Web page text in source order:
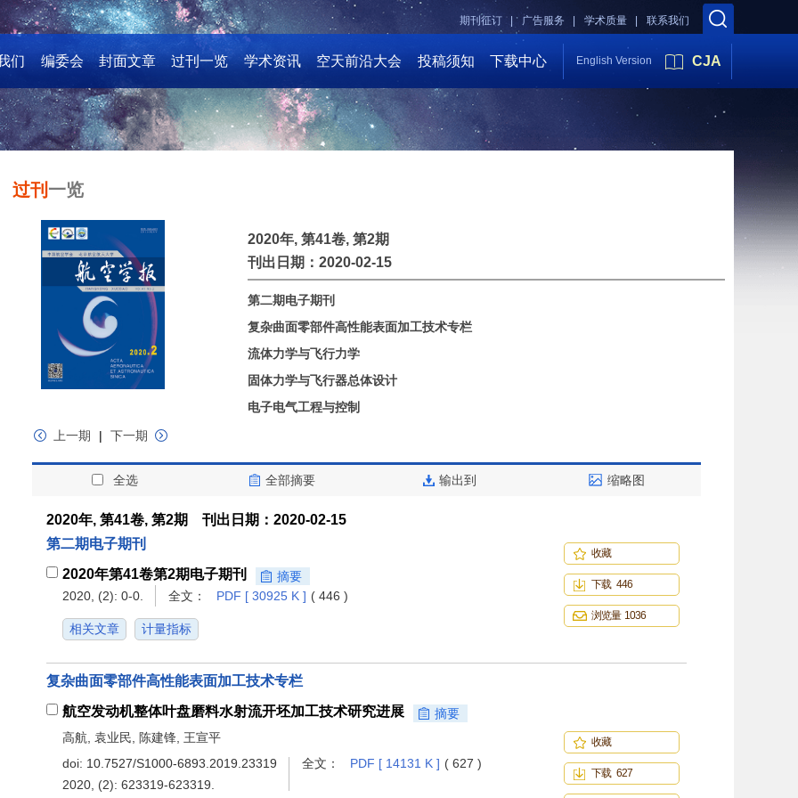
联系我们
学术质量 |
广告服务 |
期刊征订 |
们 编委会 封面文章 过刊一览 学术资讯 空天前沿大会 投稿须知 下载中心 English Version CJA
过刊 一览
2020年, 第41卷, 第2期
刊出日期：2020-02-15
第二期电子期刊
复杂曲面零部件高性能表面加工技术专栏
流体力学与飞行力学
固体力学与飞行器总体设计
电子电气工程与控制
上一期
| 下一期
全选 全部摘要 输出到 缩略图
2020年, 第41卷, 第2期 刊出日期：2020-02-15
第二期电子期刊
2020年第41卷第2期电子期刊
摘要
2020, (2): 0-0.
全文： PDF [ 30925 K ] ( 446 )
相关文章 计量指标
收藏
下载 446
浏览量 1036
复杂曲面零部件高性能表面加工技术专栏
航空发动机整体叶盘磨料水射流开坯加工技术研究进展
摘要
高航, 袁业民, 陈建锋, 王宣平
doi: 10.7527/S1000-6893.2019.23319
2020, (2): 623319-623319.
全文： PDF [ 14131 K ] ( 627 )
收藏
下载 627